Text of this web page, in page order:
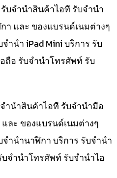
บจำนำสินค้าไอที รับจำนำ
และ ของแบรนด์เนมต่างๆ
ำนำ iPad Mini บริการ รับ
ถือ รับจำนำโทรศัพท์ รับ
ำนำสินค้าไอที รับจำนำมือ
ละ ของแบรนด์เนมต่างๆ
ำนำนาฬิกา บริการ รับจำนำ
จำนำโทรศัพท์ รับจำนำไอ